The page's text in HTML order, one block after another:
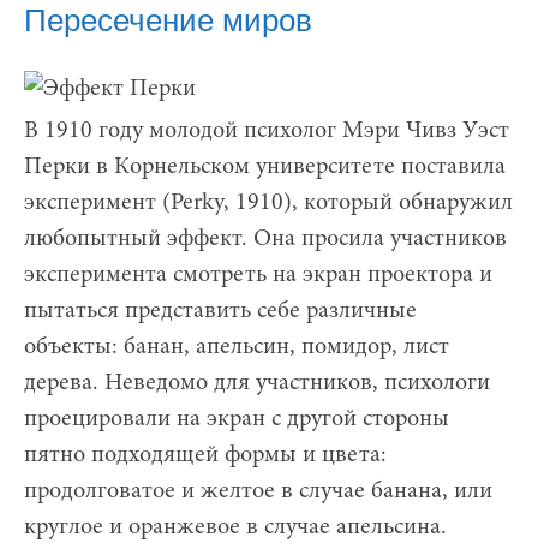
Пересечение миров
В 1910 году молодой психолог Мэри Чивз Уэст
Перки в Корнельском университете поставила
эксперимент (Perky, 1910), который обнаружил
любопытный эффект. Она просила участников
эксперимента смотреть на экран проектора и
пытаться представить себе различные
объекты: банан, апельсин, помидор, лист
дерева. Неведомо для участников, психологи
проецировали на экран с другой стороны
пятно подходящей формы и цвета:
продолговатое и желтое в случае банана, или
круглое и оранжевое в случае апельсина.